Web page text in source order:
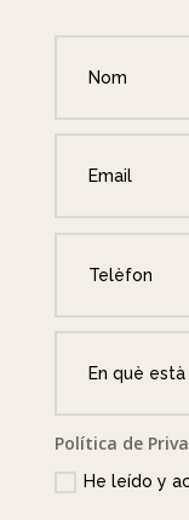
Política de
He leído y